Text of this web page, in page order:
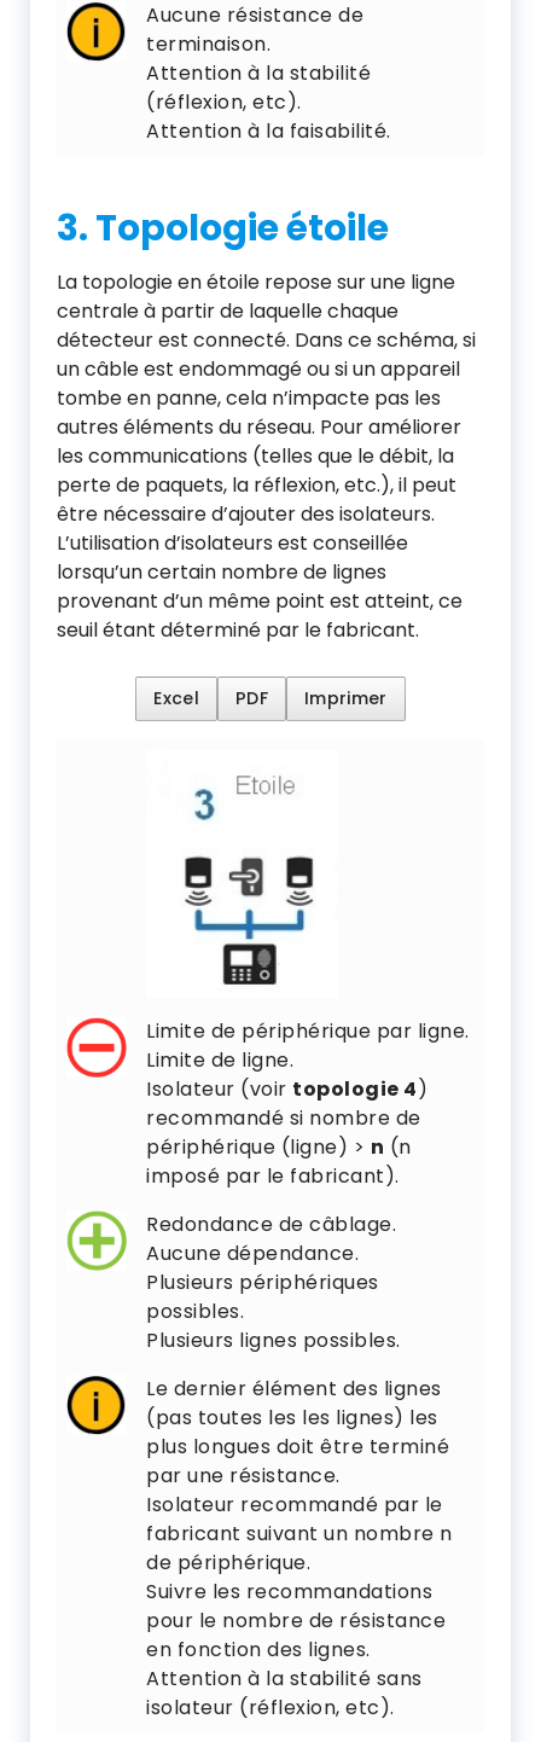
Aucune résistance de
terminaison.
Attention à la stabilité
(réflexion, etc).
Attention à la faisabilité.
3. Topologie étoile
La topologie en étoile repose sur une ligne
centrale à partir de laquelle chaque
détecteur est connecté. Dans ce schéma, si
un câble est endommagé ou si un appareil
tombe en panne, cela n’impacte pas les
autres éléments du réseau. Pour améliorer
les communications (telles que le débit, la
perte de paquets, la réflexion, etc.), il peut
être nécessaire d’ajouter des isolateurs.
L’utilisation d’isolateurs est conseillée
lorsqu’un certain nombre de lignes
provenant d’un même point est atteint, ce
seuil étant déterminé par le fabricant.
Excel PDF Imprimer
Limite de périphérique par ligne.
Limite de ligne.
Isolateur (voir topologie 4)
recommandé si nombre de
périphérique (ligne) > n (n
imposé par le fabricant).
Redondance de câblage.
Aucune dépendance.
Plusieurs périphériques
possibles.
Plusieurs lignes possibles.
Le dernier élément des lignes
(pas toutes les les lignes) les
plus longues doit être terminé
par une résistance.
Isolateur recommandé par le
fabricant suivant un nombre n
de périphérique.
Suivre les recommandations
pour le nombre de résistance
en fonction des lignes.
Attention à la stabilité sans
isolateur (réflexion, etc).